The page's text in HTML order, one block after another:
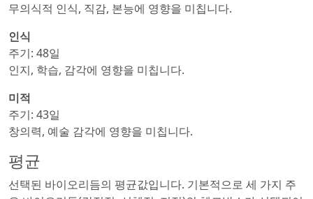
무의식적 인식, 직감, 본능에 영향을 미칩니다.
인식
주기: 48일
인지, 학습, 감각에 영향을 미칩니다.
미적
주기: 43일
창의력, 예술 감각에 영향을 미칩니다.
평균
선택된 바이오리듬의 평균값입니다. 기본적으로 세 가지 주